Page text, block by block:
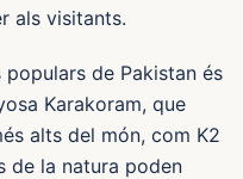
als visitants.
de Pakistan és
Karakoram, que
alts del món, com K2
de la natura poden